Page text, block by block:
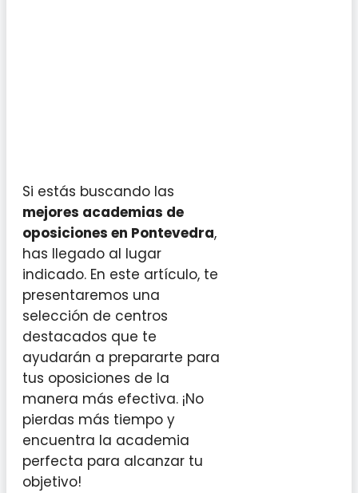
Si estás buscando las
mejores academias de
oposiciones en Pontevedra,
has llegado al lugar
indicado. En este artículo, te
presentaremos una
selección de centros
destacados que te
ayudarán a prepararte para
tus oposiciones de la
manera más efectiva. ¡No
pierdas más tiempo y
encuentra la academia
perfecta para alcanzar tu
objetivo!